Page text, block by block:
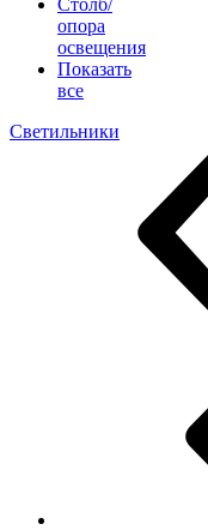
Столб/
опора
освещения
Показать
все
Светильники